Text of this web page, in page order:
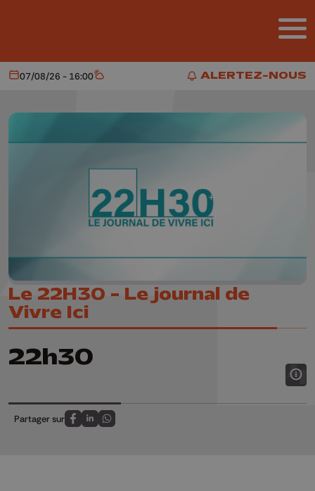
ALERTEZ-NOUS
ALERTEZ-NOUS
Aujourd'hui
07/08/26 - 16:00 Météo
Le 22H30 - Le journal de
Vivre Ici
22h30
Partager sur
Partagez sur FaceBook
Partagez sur LinkedIn
Partagez sur Whatsapp